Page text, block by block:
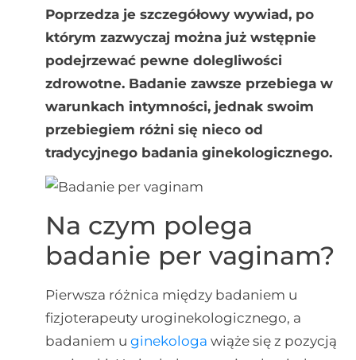
Poprzedza je szczegółowy wywiad, po
którym zazwyczaj można już wstępnie
podejrzewać pewne dolegliwości
zdrowotne. Badanie zawsze przebiega w
warunkach intymności, jednak swoim
przebiegiem różni się nieco od
tradycyjnego badania ginekologicznego.
Na czym polega
badanie per vaginam?
Pierwsza różnica między badaniem u
fizjoterapeuty uroginekologicznego, a
badaniem u ginekologa wiąże się z pozycją